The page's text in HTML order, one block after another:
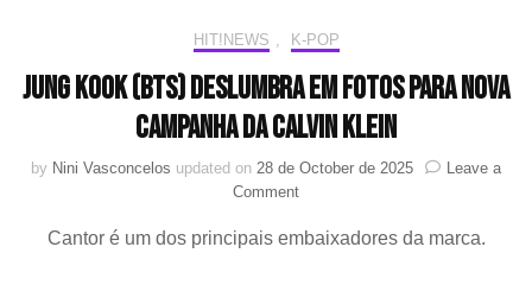
HIT!NEWS K-POP
Jung Kook (BTS) deslumbra em fotos para nova
campanha da Calvin Klein
by Nini Vasconcelos updated on 28 de October de 2025
Leave a
Commenton
Kook
Cantor é um dos principais embaixadores da marca.